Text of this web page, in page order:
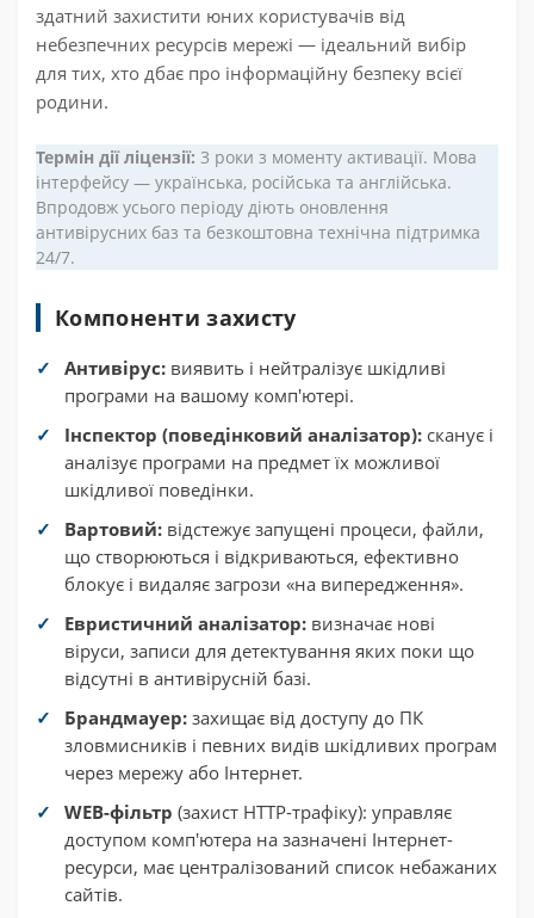
здатний захистити юних користувачів від
небезпечних ресурсів мережі — ідеальний вибір
для тих, хто дбає про інформаційну безпеку всієї
родини.
Термін дії ліцензії: 3 роки з моменту активації. Мова
інтерфейсу — українська, російська та англійська.
Впродовж усього періоду діють оновлення
антивірусних баз та безкоштовна технічна підтримка
24/7.
Компоненти захисту
Антивірус: виявить і нейтралізує шкідливі
програми на вашому комп'ютері.
Інспектор (поведінковий аналізатор): сканує і
аналізує програми на предмет їх можливої
шкідливої поведінки.
Вартовий: відстежує запущені процеси, файли,
що створюються і відкриваються, ефективно
блокує і видаляє загрози «на випередження».
Евристичний аналізатор: визначає нові
віруси, записи для детектування яких поки що
відсутні в антивірусній базі.
Брандмауер: захищає від доступу до ПК
зловмисників і певних видів шкідливих програм
через мережу або Інтернет.
WEB-фільтр (захист HTTP-трафіку): управляє
доступом комп'ютера на зазначені Інтернет-
ресурси, має централізований список небажаних
сайтів.